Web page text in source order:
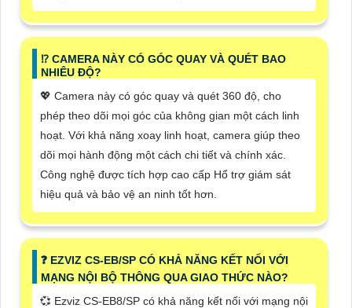
⁉️ CAMERA NÀY CÓ GÓC QUAY VÀ QUÉT BAO
NHIÊU ĐỘ?
💖 Camera này có góc quay và quét 360 độ, cho
phép theo dõi mọi góc của không gian một cách linh
hoạt. Với khả năng xoay linh hoạt, camera giúp theo
dõi mọi hành động một cách chi tiết và chính xác.
Công nghệ được tích hợp cao cấp Hổ trợ giám sát
hiệu quả và bảo vệ an ninh tốt hơn.
️❓ EZVIZ CS-EB/SP CÓ KHẢ NĂNG KẾT NỐI VỚI
MẠNG NỘI BỘ THÔNG QUA GIAO THỨC NÀO?
💞 Ezviz CS-EB8/SP có khả năng kết nối với mạng nội